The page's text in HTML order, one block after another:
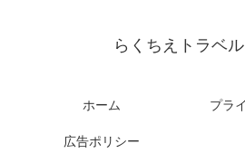
らくちえトラベ
ホーム プラ
広告ポリシー